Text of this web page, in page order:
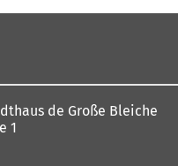
de Große Bleiche
1